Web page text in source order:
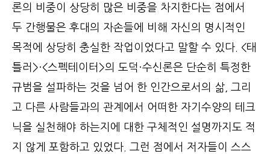
론의 비중이 상당히 많은 비중을 차지한다는 점에서
두 간행물은 후대의 자손들에 비해 자신의 명시적인
목적에 상당히 충실한 작업이었다고 말할 수 있다. <태
틀러>·<스펙테이터>의 도덕·수신론은 단순히 특정한
규범을 설파하는 것을 넘어 한 인간으로서의 삶, 그리
고 다른 사람들과의 관계에서 어떠한 자기수양의 테크
닉을 실천해야 하는지에 대한 구체적인 설명까지도 적
지 않게 포함하고 있었다. 그런 점에서 저자들이 스스